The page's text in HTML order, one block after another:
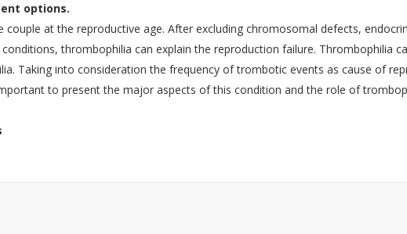
options.
at the reproductive age. After excluding chromosomal defects,
thrombophilia can explain the reproduction failure. Thrombophilia
Taking into consideration the frequency of trombotic events as cause of
to present the major aspects of this condition and the role of
Asociatia de Reproducere Umana din Romania
EBCOG European Bord&College of Obstretics and
The International Federation of Gynecology and